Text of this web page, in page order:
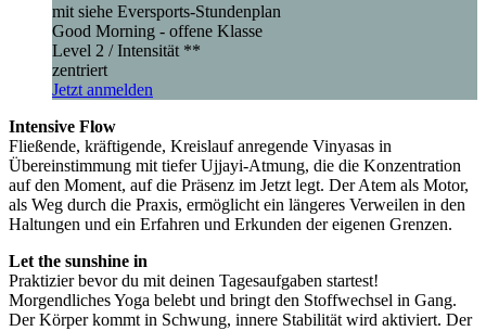
mit siehe Eversports-Stundenplan
Good Morning - offene Klasse
Level 2 / Intensität **
zentriert
Jetzt anmelden
Intensive Flow
Fließende, kräftigende, Kreislauf anregende Vinyasas in
Übereinstimmung mit tiefer Ujjayi-Atmung, die die Konzentration
auf den Moment, auf die Präsenz im Jetzt legt. Der Atem als Motor,
als Weg durch die Praxis, ermöglicht ein längeres Verweilen in den
Haltungen und ein Erfahren und Erkunden der eigenen Grenzen.
Let the sunshine in
Praktizier bevor du mit deinen Tagesaufgaben startest!
Morgendliches Yoga belebt und bringt den Stoffwechsel in Gang.
Der Körper kommt in Schwung, innere Stabilität wird aktiviert. Der